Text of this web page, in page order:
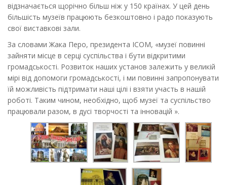
відзначається щорічно більш ніж у 150 країнах. У цей день
більшість музеїв працюють безкоштовно і радо показують
свої виставкові зали.
За словами Жака Перо, президента ICOM, «музеї повинні
зайняти місце в серці суспільства і бути відкритими
громадськості. Розвиток наших установ залежить у великій
мірі від допомоги громадськості, і ми повинні запропонувати
їй можливість підтримати наші цілі і взяти участь в нашій
роботі. Таким чином, необхідно, щоб музеї та суспільство
працювали разом, в дусі творчості та інновацій ».